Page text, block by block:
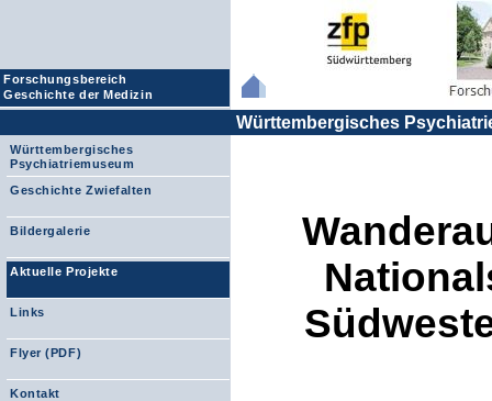
Forschungsbereich
Geschichte der Medizin
Württembergisches
Württembergisches
Psychiatriemuseum
Geschichte Zwiefalten
Bildergalerie
Aktuelle Projekte
Links
Flyer (PDF)
Kontakt